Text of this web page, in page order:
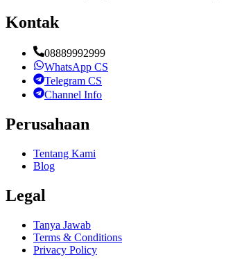
Kontak
08889992999
WhatsApp CS
Telegram CS
Channel Info
Perusahaan
Tentang Kami
Blog
Legal
Tanya Jawab
Terms & Conditions
Privacy Policy